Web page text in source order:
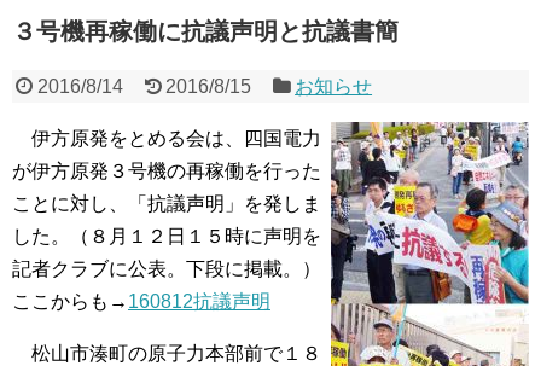
３号機再稼働に抗議声明と抗議書簡
2016/8/14 2016/8/15 お知らせ
伊方原発をとめる会は、四国電力
が伊方原発３号機の再稼働を行った
ことに対し、「抗議声明」を発しま
した。（８月１２日１５時に声明を
記者クラブに公表。下段に掲載。）
ここからも→ 160812抗議声明
松山市湊町の原子力本部前で１８